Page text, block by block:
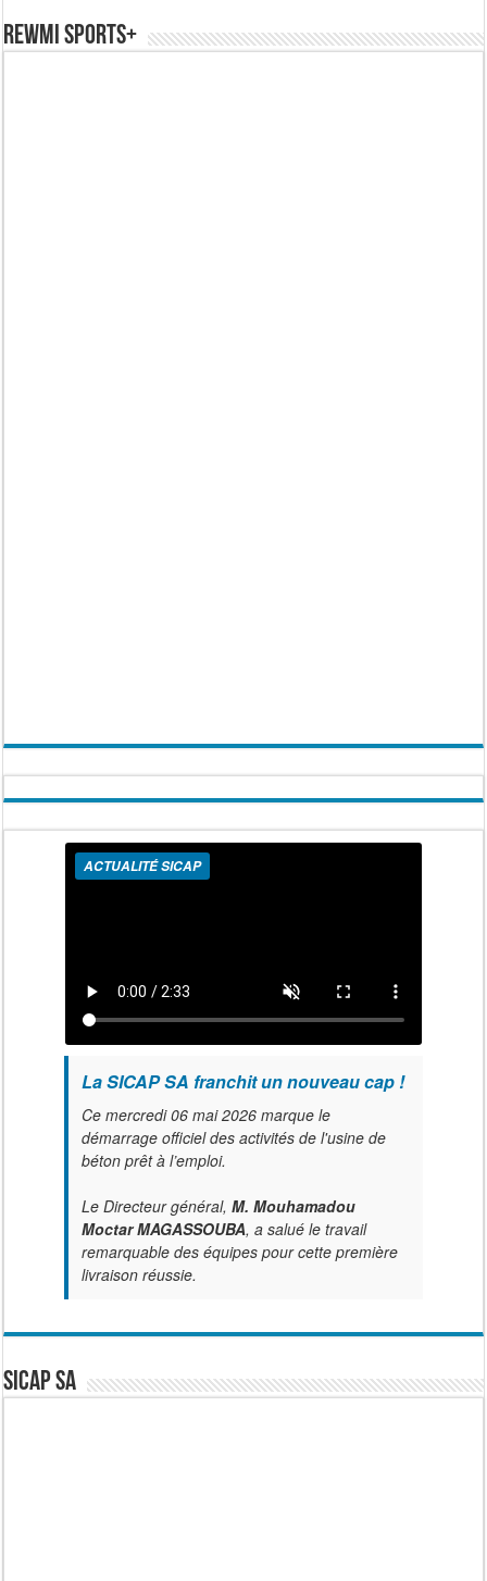
REWMI SPORTS+
ACTUALITÉ SICAP
La SICAP SA franchit un nouveau cap !
Ce mercredi 06 mai 2026 marque le
démarrage officiel des activités de l'usine de
béton prêt à l’emploi.
Le Directeur général, M. Mouhamadou
Moctar MAGASSOUBA, a salué le travail
remarquable des équipes pour cette première
livraison réussie.
SICAP SA